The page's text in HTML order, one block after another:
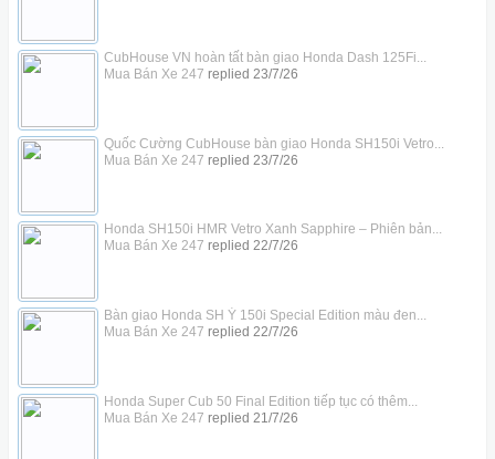
CubHouse VN hoàn tất bàn giao Honda Dash 125Fi...
Mua Bán Xe 247 replied 23/7/26
Quốc Cường CubHouse bàn giao Honda SH150i Vetro...
Mua Bán Xe 247 replied 23/7/26
Honda SH150i HMR Vetro Xanh Sapphire – Phiên bản...
Mua Bán Xe 247 replied 22/7/26
Bàn giao Honda SH Ý 150i Special Edition màu đen...
Mua Bán Xe 247 replied 22/7/26
Honda Super Cub 50 Final Edition tiếp tục có thêm...
Mua Bán Xe 247 replied 21/7/26